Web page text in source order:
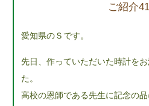
ご紹介
愛知県のＳです。
先日、作っていただいた時計を
た。
高校の恩師である先生に記念の品